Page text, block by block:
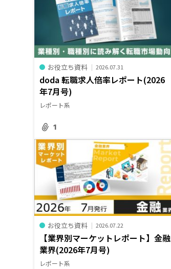
お役立ち資料 2026.07.31
doda 転職求人倍率レポート(2026
年7月号)
レポート系
1
お役立ち資料 2026.07.22
【業界別マーケットレポート】金融
業界(2026年7月号)
レポート系